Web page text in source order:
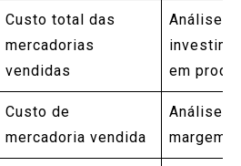
Custo total das
mercadorias
vendidas
Análise
em
Custo de
mercadoria vendida
Análise
margem